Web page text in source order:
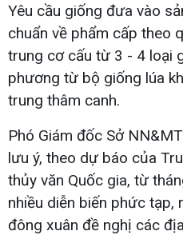
Yêu cầu giống đưa vào
chuẩn về phẩm cấp theo
trung cơ cấu từ 3 - 4 loại
phương từ bộ giống lúa
trung thâm canh.
Phó Giám đốc Sở
lưu ý, theo dự báo của
thủy văn Quốc gia, từ
nhiều diễn biến phức tạp,
đông xuân đề nghị các